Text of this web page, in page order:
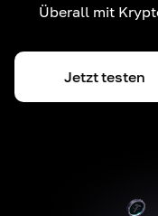
Überall mit
Jetzt testen